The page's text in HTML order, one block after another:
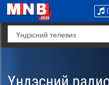
Үндэсний